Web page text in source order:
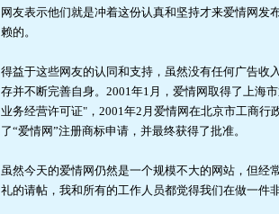
网友表示他们就是冲着这份认真和坚持才来爱情网发
赖的。
得益于这些网友的认同和支持，虽然没有任何广告收
存并不断完善自身。2001年1月，爱情网取得了上海
业务经营许可证"，2001年2月爱情网在北京市工商行
了“爱情网”注册商标申请，并最终获得了批准。
虽然今天的爱情网仍然是一个规模不大的网站，但经
礼的请帖，我和所有的工作人员都觉得我们在做一件